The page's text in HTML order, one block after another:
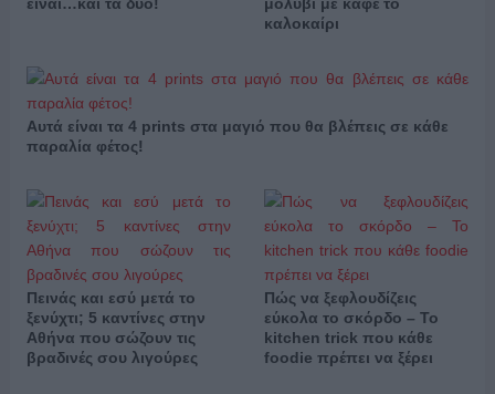
καλοκαίρι
Αυτά είναι τα 4 prints στα μαγιό που θα βλέπεις σε κάθε
παραλία φέτος!
Πεινάς και εσύ μετά το
ξενύχτι; 5 καντίνες στην
Αθήνα που σώζουν τις
βραδινές σου λιγούρες
Πώς να ξεφλουδίζεις
εύκολα το σκόρδο – Το
kitchen trick που κάθε
foodie πρέπει να ξέρει